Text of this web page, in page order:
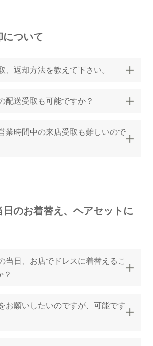
について
、返却方法を教えて下さい。
配送受取も可能ですか？
業時間中の来店受取も難しいので
日のお着替え、ヘアセットに
当日、お店でドレスに着替えるこ
？
お願いしたいのですが、可能です